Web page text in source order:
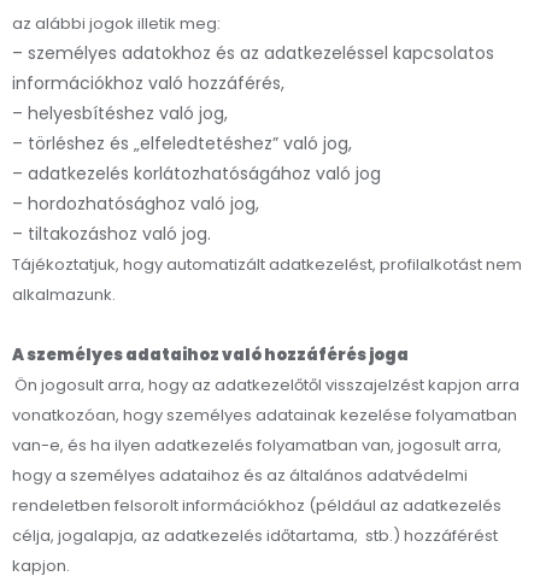
az alábbi jogok illetik meg:
– személyes adatokhoz és az adatkezeléssel kapcsolatos
információkhoz való hozzáférés,
– helyesbítéshez való jog,
– törléshez és „elfeledtetéshez” való jog,
– adatkezelés korlátozhatóságához való jog
– hordozhatósághoz való jog,
– tiltakozáshoz való jog.
Tájékoztatjuk, hogy automatizált adatkezelést, profilalkotást nem
alkalmazunk.
A személyes adataihoz való hozzáférés joga
Ön jogosult arra, hogy az adatkezelőtől visszajelzést kapjon arra
vonatkozóan, hogy személyes adatainak kezelése folyamatban
van-e, és ha ilyen adatkezelés folyamatban van, jogosult arra,
hogy a személyes adataihoz és az általános adatvédelmi
rendeletben felsorolt információkhoz (például az adatkezelés
célja, jogalapja, az adatkezelés időtartama, stb.) hozzáférést
kapjon.